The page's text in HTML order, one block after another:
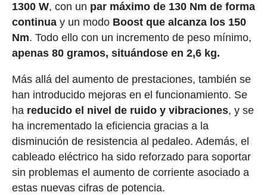
1300 W, con un par máximo de 130 Nm de forma
continuay un modoBoost que alcanza los 150
Nm. Todo ello con un incremento de peso mínimo,
apenas 80 gramos, situándose en 2,6 kg.
Más allá del aumento de prestaciones, también se
han introducido mejoras en el funcionamiento. Se
ha reducido el nivel de ruido y vibraciones, y se
ha incrementado la eficiencia gracias a la
disminución de resistencia al pedaleo. Además, el
cableado eléctrico ha sido reforzado para soportar
sin problemas el aumento de corriente asociado a
estas nuevas cifras de potencia.